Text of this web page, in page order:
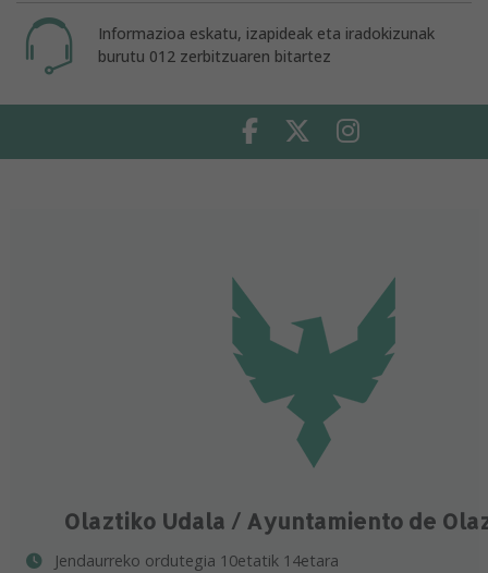
Informazioa eskatu, izapideak eta iradokizunak
burutu 012 zerbitzuaren bitartez
Facebook Twitter Instagram
Olaztiko Udala / Ayuntamiento de
Jendaurreko ordutegia 10etatik 14etara